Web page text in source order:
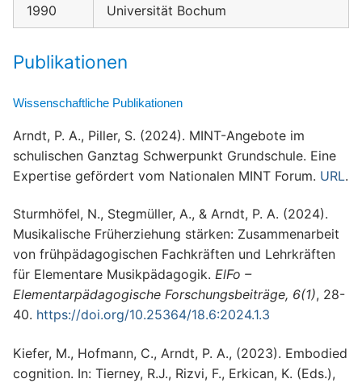
1990
Universität Bochum
Publikationen
Wissenschaftliche Publikationen
Arndt, P. A., Piller, S. (2024). MINT-Angebote im
schulischen Ganztag Schwerpunkt Grundschule. Eine
Expertise gefördert vom Nationalen MINT Forum. URL.
Sturmhöfel, N., Stegmüller, A., & Arndt, P. A. (2024).
Musikalische Früherziehung stärken: Zusammenarbeit
von frühpädagogischen Fachkräften und Lehrkräften
für Elementare Musikpädagogik. ElFo –
Elementarpädagogische Forschungsbeiträge, 6(1), 28-
40. https://doi.org/10.25364/18.6:2024.1.3
Kiefer, M., Hofmann, C., Arndt, P. A., (2023). Embodied
cognition. In: Tierney, R.J., Rizvi, F., Erkican, K. (Eds.),